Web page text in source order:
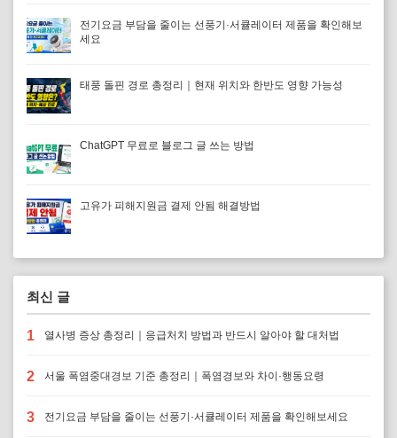
전기요금 부담을 줄이는 선풍기·서큘레이터 제품을 확인해보
세요
태풍 돌핀 경로 총정리｜현재 위치와 한반도 영향 가능성
ChatGPT 무료로 블로그 글 쓰는 방법
고유가 피해지원금 결제 안됨 해결방법
최신 글
1 열사병 증상 총정리｜응급처치 방법과 반드시 알아야 할 대처법
2 서울 폭염중대경보 기준 총정리｜폭염경보와 차이·행동요령
3 전기요금 부담을 줄이는 선풍기·서큘레이터 제품을 확인해보세요